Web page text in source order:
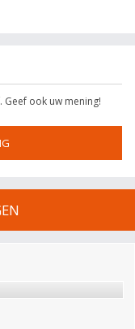
ook uw mening!